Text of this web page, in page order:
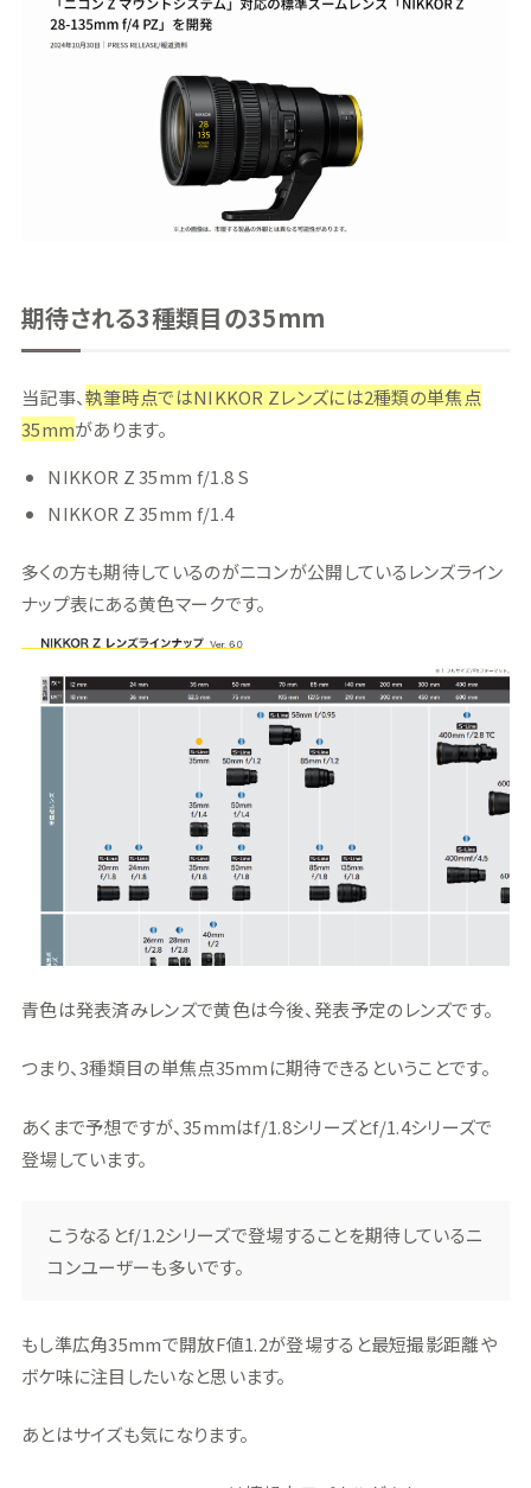
期待される3種類目の35mm
当記事、執筆時点ではNIKKOR Zレンズには2種類の単焦点
35mmがあります。
NIKKOR Z 35mm f/1.8 S
NIKKOR Z 35mm f/1.4
多くの方も期待しているのがニコンが公開しているレンズライン
ナップ表にある黄色マークです。
青色は発表済みレンズで黄色は今後、発表予定のレンズです。
つまり、3種類目の単焦点35mmに期待できるということです。
あくまで予想ですが、35mmはf/1.8シリーズとf/1.4シリーズで
登場しています。
こうなるとf/1.2シリーズで登場することを期待しているニ
コンユーザーも多いです。
もし準広角35mmで開放F値1.2が登場すると最短撮影距離や
ボケ味に注目したいなと思います。
あとはサイズも気になります。